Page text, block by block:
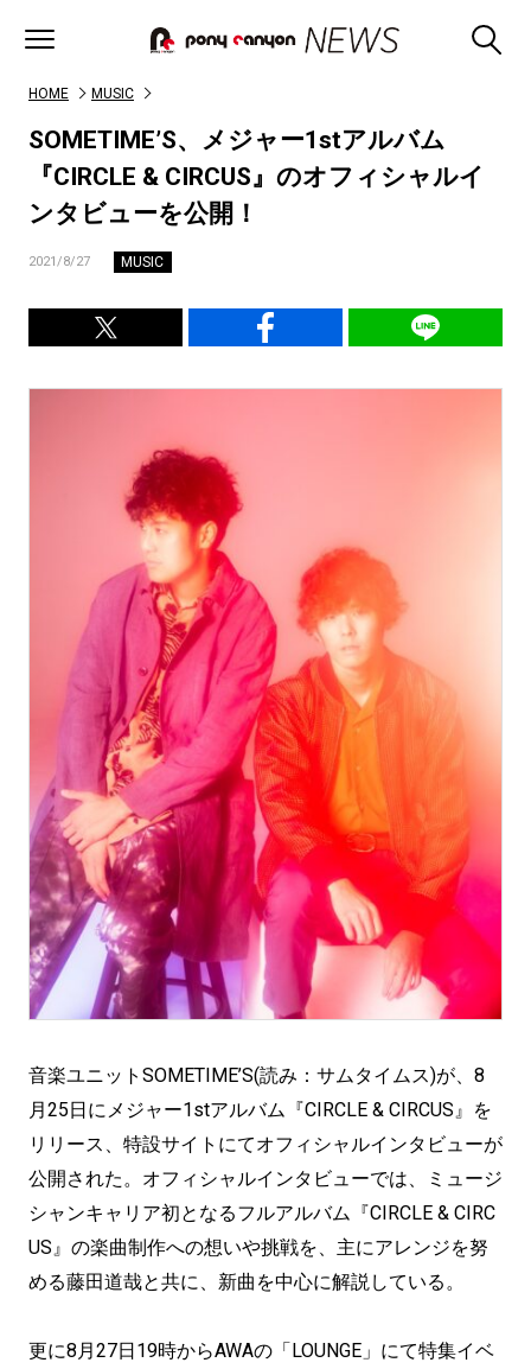
HOME MUSIC
SOMETIME’S、メジャー1stアルバム
『CIRCLE & CIRCUS』のオフィシャルイ
ンタビューを公開！
2021/8/27 MUSIC
音楽ユニットSOMETIME’S(読み：サムタイムス)が、8
月25日にメジャー1stアルバム『CIRCLE & CIRCUS』を
リリース、特設サイトにてオフィシャルインタビューが
公開された。オフィシャルインタビューでは、ミュージ
シャンキャリア初となるフルアルバム『CIRCLE & CIRC
US』の楽曲制作への想いや挑戦を、主にアレンジを努
める藤田道哉と共に、新曲を中心に解説している。
更に8月27日19時からAWAの「LOUNGE」にて特集イベ